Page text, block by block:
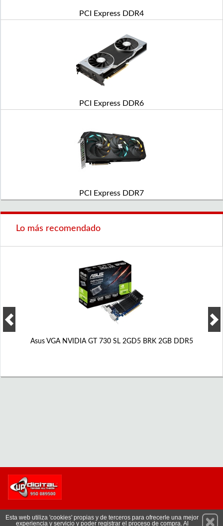
PCI Express DDR4
PCI Express DDR6
PCI Express DDR7
Lo más recomendado
Asus VGA NVIDIA GT 730 SL 2GD5 BRK 2GB DDR5
Suscríbete
Esta web utiliza 'cookies' propias y de terceros para ofrecerle una mejor
experiencia y servicio y poder registrar el proceso de compra. Al